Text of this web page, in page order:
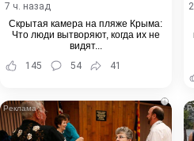
7 ч. назад
Скрытая камера на пляже Крыма:
Что люди вытворяют, когда их не
видят...
145
54 41
i